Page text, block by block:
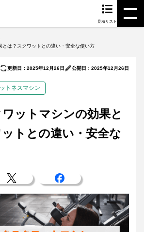
見積リスト
とは？スクワットとの違い・安全な使い方
更新日：2025年12月26日 公開日：2025年12月26日
トネスマシン
ットマシンの効果と
トとの違い・安全な